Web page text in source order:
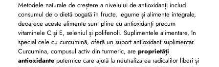
Metodele naturale de creștere a nivelului de antioxidanți includ
consumul de o dietă bogată în fructe, legume și alimente integrale,
deoarece aceste alimente sunt pline cu antioxidanți precum
vitaminele C și E, seleniul și polifenoli. Suplimentele alimentare, în
special cele cu curcumină, oferă un suport antioxidant suplimentar.
Curcumina, compusul activ din turmeric, are proprietăți
antioxidanteputernice care ajută la neutralizarea radicalilor liberi și